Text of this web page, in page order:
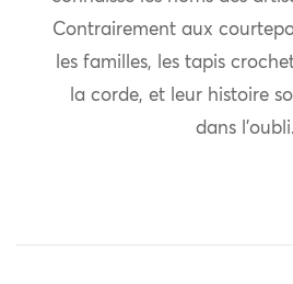
Contrairement aux
les familles, les tapis
la corde, et leur histoire
dans l’oubli.